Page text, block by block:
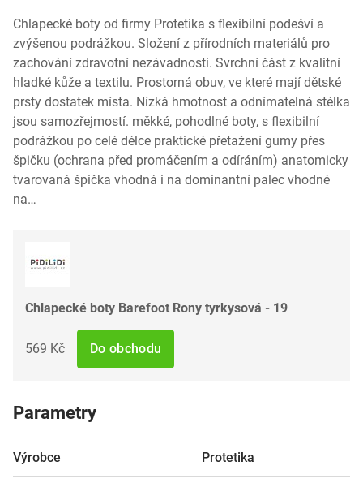
Chlapecké boty od firmy Protetika s flexibilní podešví a
zvýšenou podrážkou. Složení z přírodních materiálů pro
zachování zdravotní nezávadnosti. Svrchní část z kvalitní
hladké kůže a textilu. Prostorná obuv, ve které mají dětské
prsty dostatek místa. Nízká hmotnost a odnímatelná stélka
jsou samozřejmostí. měkké, pohodlné boty, s flexibilní
podrážkou po celé délce praktické přetažení gumy přes
špičku (ochrana před promáčením a odíráním) anatomicky
tvarovaná špička vhodná i na dominantní palec vhodné
na…
Chlapecké boty Barefoot Rony tyrkysová - 19
569 Kč Do obchodu
Parametry
Výrobce Protetika